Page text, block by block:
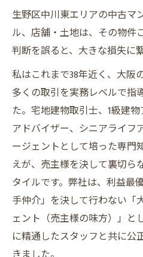
生野区中川東エリアの中古マ
ル、店舗・土地は、その物件
判断を誤ると、大きな損失に
私はこれまで38年近く、大阪
多くの取引を実務レベルで指
た。宅地建物取引士、1級建
アドバイザー、シニアライフ
ージェントとして培った専門
えが、売主様を決して裏切ら
タイルです。弊社は、利益最
手仲介」を決して行わない「
ェント（売主様の味方）」と
に精通したスタッフと共に公